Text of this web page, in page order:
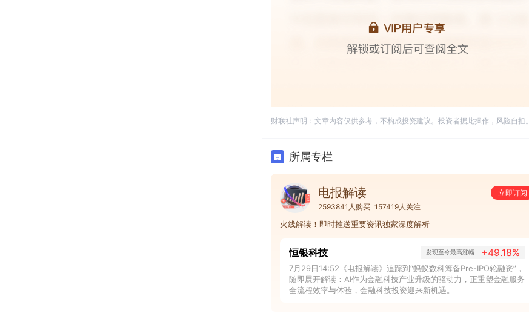
财联社声明：文章内容仅供参考，不构成投资建议。投资者据此操作，风险自担。
所属专栏
电报解读
立即订阅
2593841人购买 157419人关注
火线解读！即时推送重要资讯独家深度解析
恒银科技 发现至今最高涨幅 +49.18%
7月29日14:52《电报解读》追踪到“蚂蚁数科筹备Pre-IPO轮融资”，
随即展开解读：AI作为金融科技产业升级的驱动力，正重塑金融服务
全流程效率与体验，金融科技投资迎来新机遇。